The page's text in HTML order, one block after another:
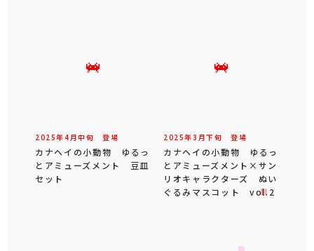
2025年4 月中旬 登場
カナヘイの小動物 ゆるっ
とアミューズメント 豆皿
セット
2025年3 月下旬 登場
カナヘイの小動物 ゆるっ
とアミューズメント×サン
リオキャラクターズ ぬい
ぐるみマスコット vol.2